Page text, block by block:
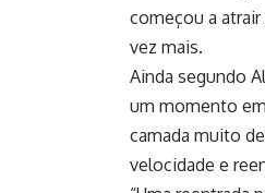
começou a
vez mais.
Ainda segundo
um momento
camada muito
velocidade e